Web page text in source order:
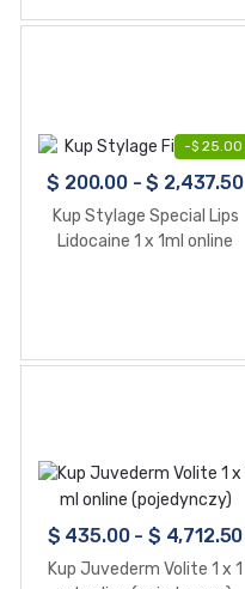
-$ 25.00
$ 200.00-$ 2,437.50
Kup Stylage Special Lips
Lidocaine 1 x 1ml online
$ 435.00- $ 4,712.50
Kup Juvederm Volite 1 x 1